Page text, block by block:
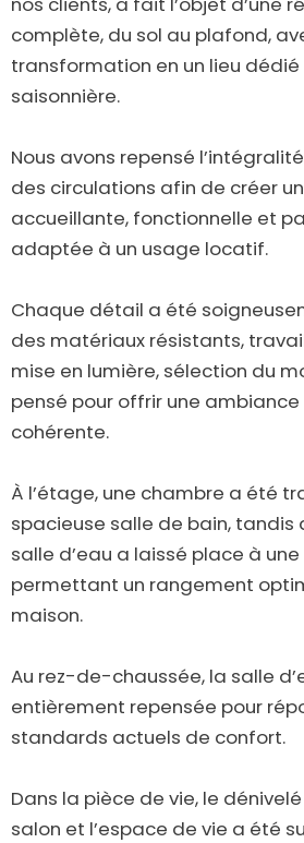
complète, du sol au plafond,
transformation en un lieu
saisonnière.
Nous avons repensé
des circulations afin de créer
accueillante, fonctionnelle et
adaptée à un usage locatif.
Chaque détail a été
des matériaux résistants,
mise en lumière, sélection du
pensé pour offrir une
cohérente.
À l’étage, une chambre a été
spacieuse salle de bain, tandis
salle d’eau a laissé place à
permettant un rangement
maison.
Au rez-de-chaussée, la salle
entièrement repensée pour
standards actuels de confort.
Dans la pièce de vie, le
salon et l’espace de vie a été